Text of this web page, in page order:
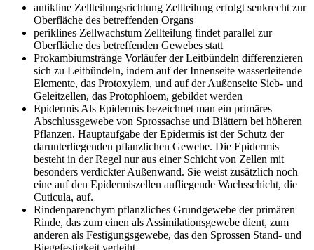
antikline Zellteilungsrichtung Zellteilung erfolgt senkrecht zur
Oberfläche des betreffenden Organs
periklines Zellwachstum Zellteilung findet parallel zur
Oberfläche des betreffenden Gewebes statt
Prokambiumstränge Vorläufer der Leitbündeln differenzieren
sich zu Leitbündeln, indem auf der Innenseite wasserleitende
Elemente, das Protoxylem, und auf der Außenseite Sieb- und
Geleitzellen, das Protophloem, gebildet werden
Epidermis Als Epidermis bezeichnet man ein primäres
Abschlussgewebe von Sprossachse und Blättern bei höheren
Pflanzen. Hauptaufgabe der Epidermis ist der Schutz der
darunterliegenden pflanzlichen Gewebe. Die Epidermis
besteht in der Regel nur aus einer Schicht von Zellen mit
besonders verdickter Außenwand. Sie weist zusätzlich noch
eine auf den Epidermiszellen aufliegende Wachsschicht, die
Cuticula, auf.
Rindenparenchym pflanzliches Grundgewebe der primären
Rinde, das zum einen als Assimilationsgewebe dient, zum
anderen als Festigungsgewebe, das den Sprossen Stand- und
Biegefestigkeit verleiht.